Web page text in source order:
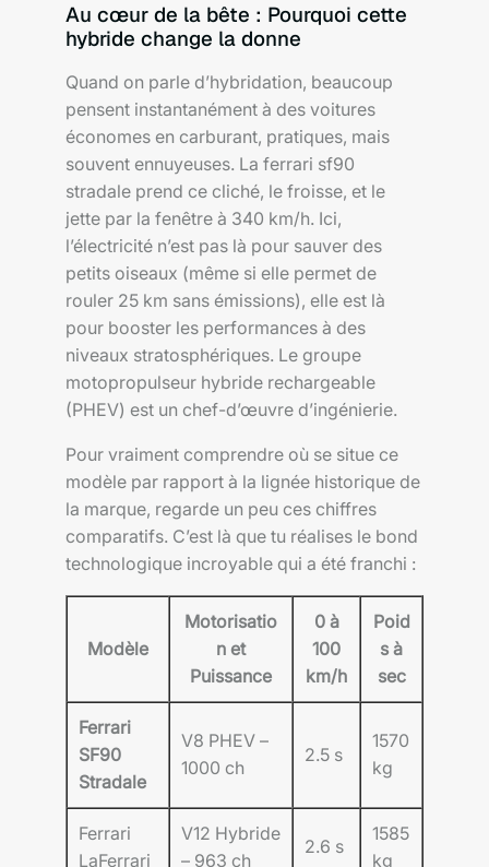
Au cœur de la bête : Pourquoi cette
hybride change la donne
Quand on parle d’hybridation, beaucoup
pensent instantanément à des voitures
économes en carburant, pratiques, mais
souvent ennuyeuses. La ferrari sf90
stradale prend ce cliché, le froisse, et le
jette par la fenêtre à 340 km/h. Ici,
l’électricité n’est pas là pour sauver des
petits oiseaux (même si elle permet de
rouler 25 km sans émissions), elle est là
pour booster les performances à des
niveaux stratosphériques. Le groupe
motopropulseur hybride rechargeable
(PHEV) est un chef-d’œuvre d’ingénierie.
Pour vraiment comprendre où se situe ce
modèle par rapport à la lignée historique de
la marque, regarde un peu ces chiffres
comparatifs. C’est là que tu réalises le bond
technologique incroyable qui a été franchi :
Modèle
Motorisatio
n et
Puissance
0 à
100
km/h
Poid
s à
sec
Ferrari
SF90
Stradale
V8 PHEV –
1000 ch
2.5 s
1570
kg
Ferrari
LaFerrari
V12 Hybride
– 963 ch
2.6 s
1585
kg